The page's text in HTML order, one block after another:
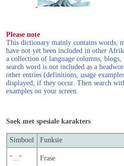
Please note
This dictionary mainly contains words,
have not yet been included in other
a collection of language columns,
search word is not included as a
other entries (definitions, usage
displayed, if they occur. Then search
examples on your screen.
Soek met spesiale karakters
Simbool Funksie
"..." Frase